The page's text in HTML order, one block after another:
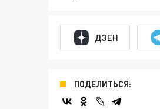
ДЗЕН
ПОДЕЛИТЬСЯ: